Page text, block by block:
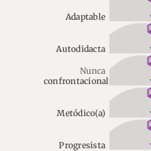
Adaptable
Autodidacta
Nunca
confrontacional
Metódico(a)
Progresista